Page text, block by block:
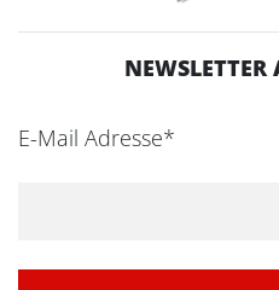
E-Mail Adresse*